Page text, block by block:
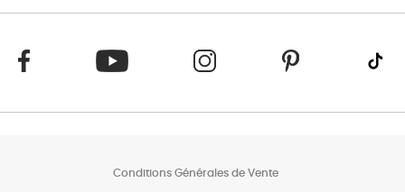
Conditions Générales de Vente